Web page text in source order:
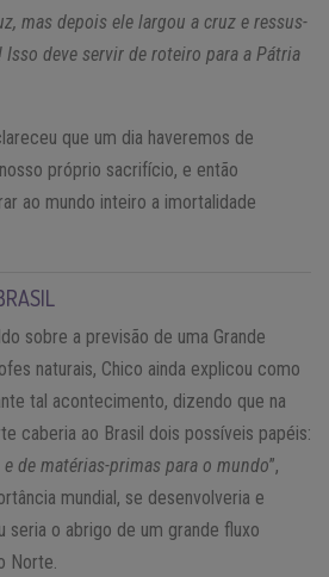
mas de­pois ele largou a cruz e res­sus­
deve servir de ro­teiro para a Pá­tria
que um dia haveremos de
próprio sacrifício, e então
ao mundo inteiro a imortalidade
sobre a previsão de uma Grande
naturais, Chico ainda explicou como
tal acontecimento, dizendo que na
caberia ao Brasil dois possíveis papéis:
de matérias-primas para o mundo”,
mundial, se desenvolveria e
seria o abrigo de um grande fluxo
Norte.